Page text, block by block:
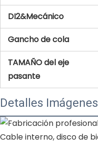
DI2&Mecánico
Gancho de cola
TAMAÑO del eje
pasante
Detalles Imágenes